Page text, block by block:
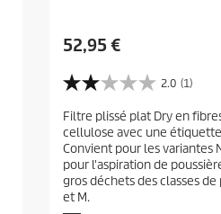
P
i
a
c
t
u
e
52,95 €
2.0 (1)
2
0
s
u
r
5
é
Filtre plissé plat Dry en
cellulose avec une
Convient pour les variantes
pour l'aspiration de
gros déchets des classes de
et M.